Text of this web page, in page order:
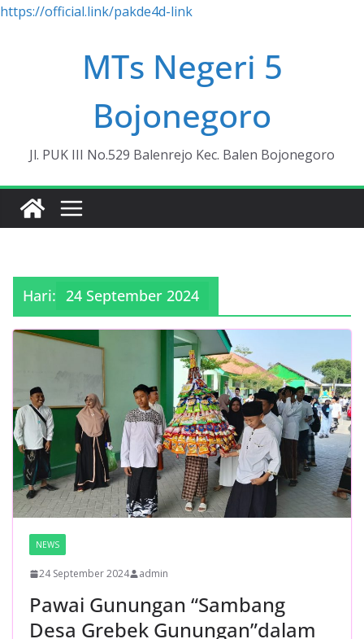
https://official.link/pakde4d-link
MTs Negeri 5
Bojonegoro
Jl. PUK III No.529 Balenrejo Kec. Balen Bojonegoro
Hari: 24 September 2024
NEWS
24 September 2024 admin
Pawai Gunungan “Sambang
Desa Grebek Gunungan”dalam